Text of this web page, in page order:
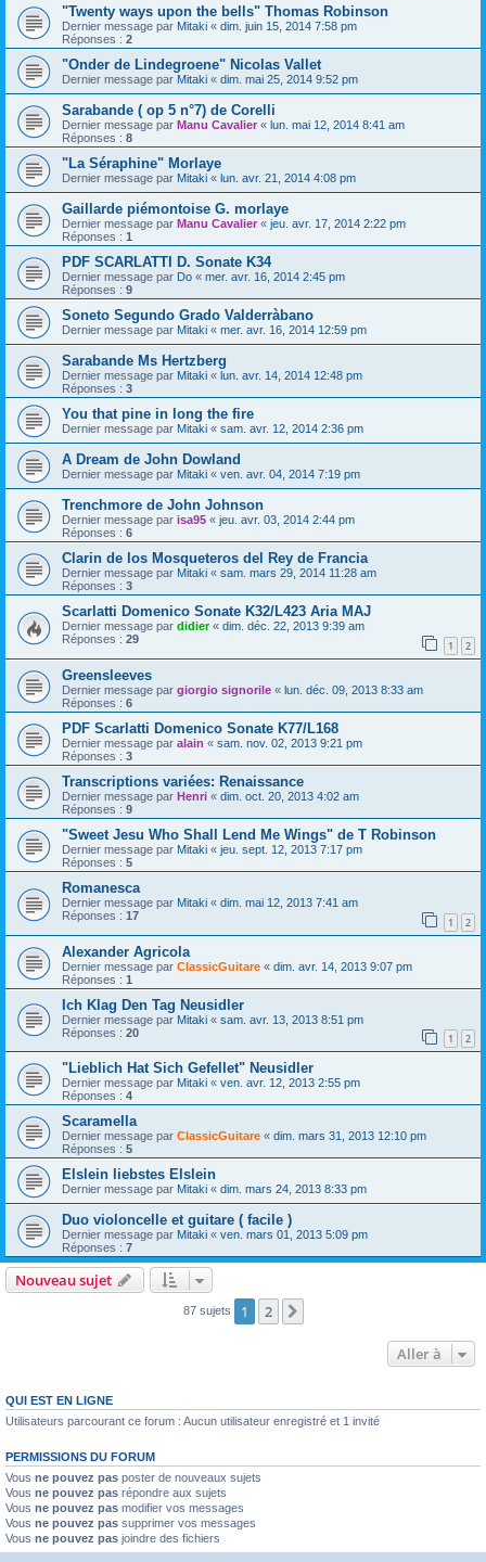
"Twenty ways upon the bells" Thomas Robinson
Dernier message par Mitaki « dim. juin 15, 2014 7:58 pm
Réponses : 2
"Onder de Lindegroene" Nicolas Vallet
Dernier message par Mitaki « dim. mai 25, 2014 9:52 pm
Sarabande ( op 5 n°7) de Corelli
Dernier message par Manu Cavalier « lun. mai 12, 2014 8:41 am
Réponses : 8
"La Séraphine" Morlaye
Dernier message par Mitaki « lun. avr. 21, 2014 4:08 pm
Gaillarde piémontoise G. morlaye
Dernier message par Manu Cavalier « jeu. avr. 17, 2014 2:22 pm
Réponses : 1
PDF SCARLATTI D. Sonate K34
Dernier message par Do « mer. avr. 16, 2014 2:45 pm
Réponses : 9
Soneto Segundo Grado Valderràbano
Dernier message par Mitaki « mer. avr. 16, 2014 12:59 pm
Sarabande Ms Hertzberg
Dernier message par Mitaki « lun. avr. 14, 2014 12:48 pm
Réponses : 3
You that pine in long the fire
Dernier message par Mitaki « sam. avr. 12, 2014 2:36 pm
A Dream de John Dowland
Dernier message par Mitaki « ven. avr. 04, 2014 7:19 pm
Trenchmore de John Johnson
Dernier message par isa95 « jeu. avr. 03, 2014 2:44 pm
Réponses : 6
Clarin de los Mosqueteros del Rey de Francia
Dernier message par Mitaki « sam. mars 29, 2014 11:28 am
Réponses : 3
Scarlatti Domenico Sonate K32/L423 Aria MAJ
Dernier message par didier« dim. déc. 22, 2013 9:39 am
Réponses : 29 1 2
Greensleeves
Dernier message par giorgio signorile « lun. déc. 09, 2013 8:33 am
Réponses : 6
PDF Scarlatti Domenico Sonate K77/L168
Dernier message par alain « sam. nov. 02, 2013 9:21 pm
Réponses : 3
Transcriptions variées: Renaissance
Dernier message par Henri « dim. oct. 20, 2013 4:02 am
Réponses : 9
"Sweet Jesu Who Shall Lend Me Wings" de T Robinson
Dernier message par Mitaki « jeu. sept. 12, 2013 7:17 pm
Réponses : 5
Romanesca
Dernier message par Mitaki « dim. mai 12, 2013 7:41 am
Réponses : 17 1 2
Alexander Agricola
Dernier message par ClassicGuitare « dim. avr. 14, 2013 9:07 pm
Réponses : 1
Ich Klag Den Tag Neusidler
Dernier message par Mitaki « sam. avr. 13, 2013 8:51 pm
Réponses : 20 1 2
"Lieblich Hat Sich Gefellet" Neusidler
Dernier message par Mitaki « ven. avr. 12, 2013 2:55 pm
Réponses : 4
Scaramella
Dernier message par ClassicGuitare « dim. mars 31, 2013 12:10 pm
Réponses : 5
Elslein liebstes Elslein
Dernier message par Mitaki « dim. mars 24, 2013 8:33 pm
Duo violoncelle et guitare ( facile )
Dernier message par Mitaki « ven. mars 01, 2013 5:09 pm
Réponses : 7
Nouveau sujet
87 sujets 1 2
Aller à
QUI EST EN LIGNE
Utilisateurs parcourant ce forum : Aucun utilisateur enregistré et 1 invité
PERMISSIONS DU FORUM
Vous ne pouvez pas poster de nouveaux sujets
Vous ne pouvez pas répondre aux sujets
Vous ne pouvez pas modifier vos messages
Vous ne pouvez pas supprimer vos messages
Vous ne pouvez pas joindre des fichiers